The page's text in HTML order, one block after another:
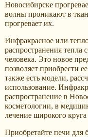
Новосибирске
волны проникают в
прогревает их.
Инфракрасное или
распространения тепла
человека. Это новое
позволяет приобрести
также есть модели,
использование.
распространение в
косметологии, в
лечение широкого круга
Приобретайте печи